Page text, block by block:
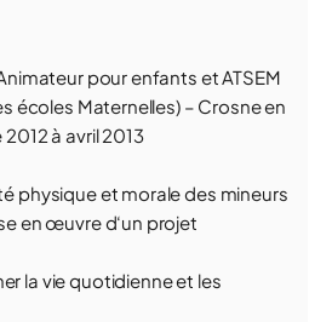
pour enfants et ATSEM
écoles Maternelles) – Crosne en
à avril 2013
physique et morale des mineurs
en œuvre d‘un projet
la vie quotidienne et les